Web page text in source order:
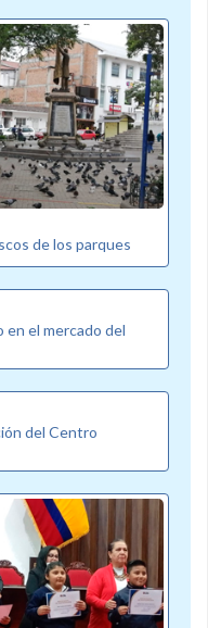
de los parques
en el mercado del
del Centro